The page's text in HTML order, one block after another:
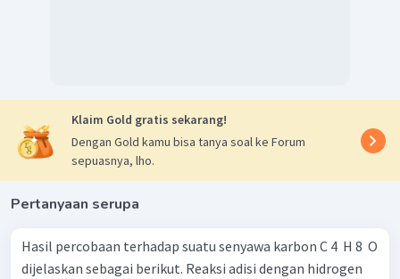
Klaim Gold gratis sekarang!
Dengan Gold kamu bisa tanya soal ke Forum
sepuasnya, lho.
Pertanyaan serupa
Hasil percobaan terhadap suatu senyawa karbon C 4 ​ H 8 ​ O
dijelaskan sebagai berikut. Reaksi adisi dengan hidrogen